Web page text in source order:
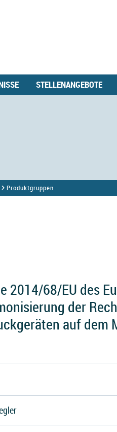
STELLENANGEBOTE
Produktgruppen
2014/68/EU des
der
auf dem